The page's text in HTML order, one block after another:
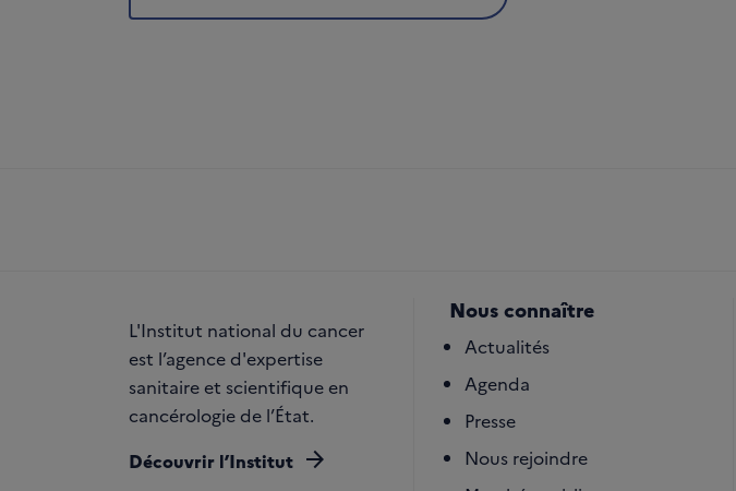
L'Institut national du cancer
est l’agence d'expertise
sanitaire et scientifique en
cancérologie de l’État.
Découvrir l’Institut arrow_forward
Nous connaître
Actualités
Agenda
Presse
Nous rejoindre